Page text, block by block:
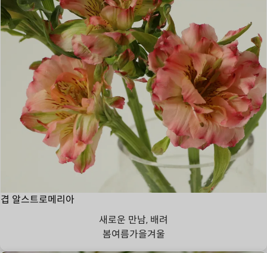
겹 알스트로메리아
새로운 만남, 배려
봄여름가을겨울